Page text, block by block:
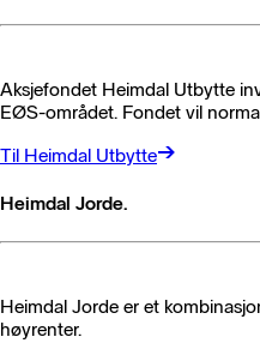
Aksjefondet Heimdal Utbytte
EØS-området. Fondet vil
Til Heimdal Utbytte
Heimdal Jorde.
Heimdal Jorde er et
høyrenter.